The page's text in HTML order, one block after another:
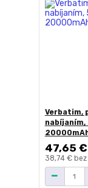
Verbatim,
47,65 €
38,74 € bez